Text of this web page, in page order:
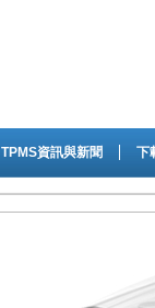
TPMS資訊與新聞 下